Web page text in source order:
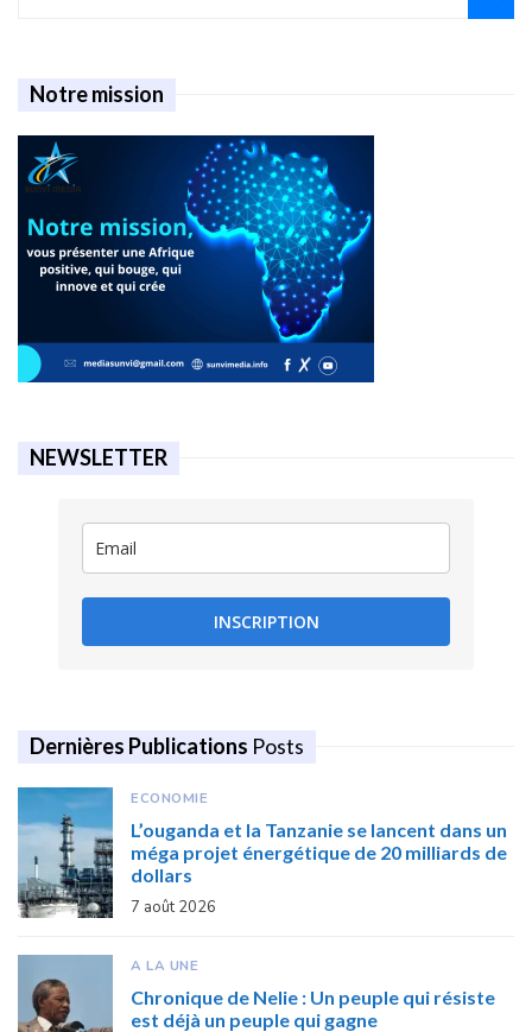
Notre mission
NEWSLETTER
INSCRIPTION
Dernières Publications Posts
ECONOMIE
L’ouganda et la Tanzanie se lancent dans un
méga projet énergétique de 20 milliards de
dollars
7 août 2026
A LA UNE
Chronique de Nelie : Un peuple qui résiste
est déjà un peuple qui gagne